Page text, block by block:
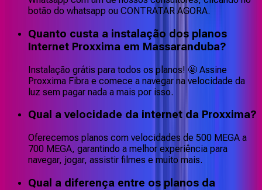
botão do whatsapp ou CONTRATAR AGORA.
Quanto custa a instalação dos planos
Internet Proxxima em Massaranduba?
Instalação grátis para todos os planos! 🤩 Assine
Proxxima Fibra e comece a navegar na velocidade da
luz sem pagar nada a mais por isso.
Qual a velocidade da internet da Proxxima?
Oferecemos planos com velocidades de 500 MEGA a
700 MEGA, garantindo a melhor experiência para
navegar, jogar, assistir filmes e muito mais.
Qual a diferença entre os planos da